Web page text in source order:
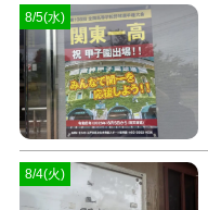
8/5(水)
8/4(火)